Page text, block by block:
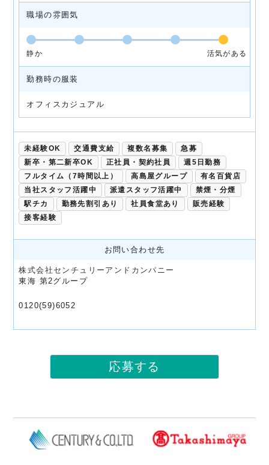
職場の雰囲気
静か 活気がある
勤務時の服装
オフィスカジュアル
未経験OK 交通費支給 複数名募集
急募
新卒・第二新卒OK
正社員・契約社員
週5日勤務
フルタイム（7時間以上）
高島屋グループ
有名百貨店
当社スタッフ活躍中
派遣スタッフ活躍中
禁煙・分煙
駅チカ
勤務先割引あり 社員食堂あり
販売経験
接客経験
お問い合わせ先
株式会社センチュリーアンドカンパニー
東海 第2グループ
0120(59)6052
応募する